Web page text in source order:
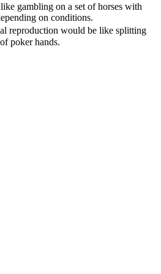
gambling on a set of horses with
on conditions.
reproduction would be like splitting
poker hands.